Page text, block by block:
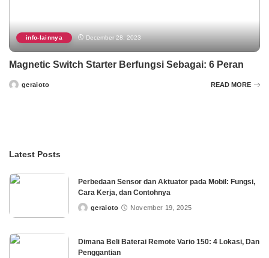
info-lainnya December 28, 2023
Magnetic Switch Starter Berfungsi Sebagai: 6 Peran
Postedgeraioto READ MORE
Latest Posts
Perbedaan Sensor dan Aktuator pada Mobil: Fungsi,
Cara Kerja, dan Contohnya
Postedgeraioto November 19, 2025
Dimana Beli Baterai Remote Vario 150: 4 Lokasi, Dan
Penggantian